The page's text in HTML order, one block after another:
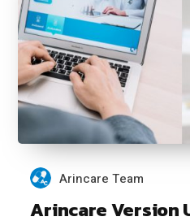
Arincare Team
Arincare Version